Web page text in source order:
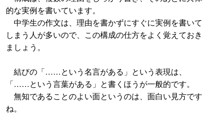
的な実例を書いています。
中学生の作文は、理由を書かずにすぐに実例を書いて
しまう人が多いので、この構成の仕方をよく覚えておき
ましょう。
結びの「……という名言がある」という表現は、
「……という言葉がある」と書くほうが一般的です。
無知であることのよい面というのは、面白い見方です
ね。